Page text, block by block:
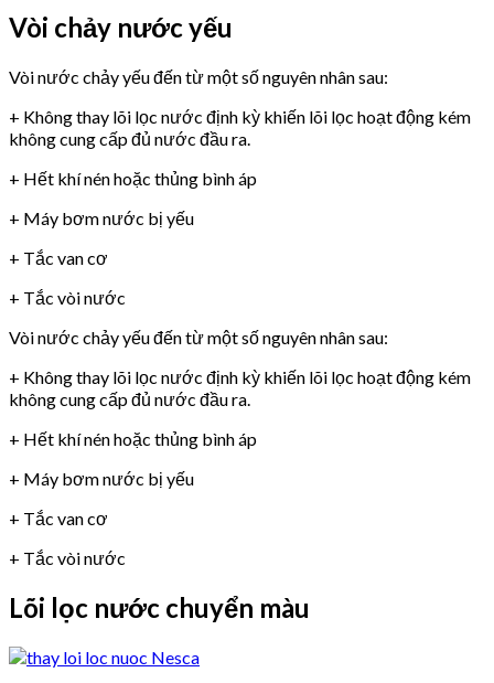
Vòi chảy nước yếu
Vòi nước chảy yếu đến từ một số nguyên nhân sau:
+ Không thay lõi lọc nước định kỳ khiến lõi lọc hoạt động kém
không cung cấp đủ nước đầu ra.
+ Hết khí nén hoặc thủng bình áp
+ Máy bơm nước bị yếu
+ Tắc van cơ
+ Tắc vòi nước
Vòi nước chảy yếu đến từ một số nguyên nhân sau:
+ Không thay lõi lọc nước định kỳ khiến lõi lọc hoạt động kém
không cung cấp đủ nước đầu ra.
+ Hết khí nén hoặc thủng bình áp
+ Máy bơm nước bị yếu
+ Tắc van cơ
+ Tắc vòi nước
Lõi lọc nước chuyển màu